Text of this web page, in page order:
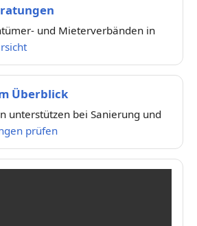
und Mieterverbänden in
Überblick
unterstützen bei Sanierung und
prüfen